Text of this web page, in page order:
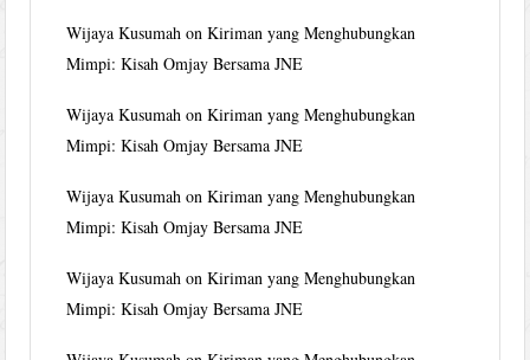
Wijaya Kusumah onKiriman yang Menghubungkan
Mimpi: Kisah Omjay Bersama JNE
Wijaya Kusumah onKiriman yang Menghubungkan
Mimpi: Kisah Omjay Bersama JNE
Wijaya Kusumah onKiriman yang Menghubungkan
Mimpi: Kisah Omjay Bersama JNE
Wijaya Kusumah onKiriman yang Menghubungkan
Mimpi: Kisah Omjay Bersama JNE